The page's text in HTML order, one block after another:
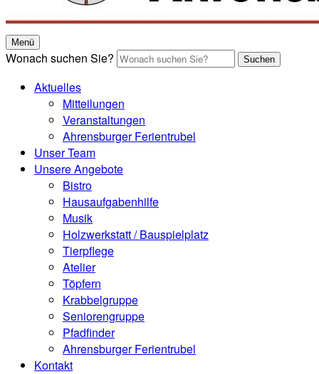
Menü
Wonach suchen Sie? Suchen
Aktuelles
Mitteilungen
Veranstaltungen
Ahrensburger Ferientrubel
Unser Team
Unsere Angebote
Bistro
Hausaufgabenhilfe
Musik
Holzwerkstatt / Bauspielplatz
Tierpflege
Atelier
Töpfern
Krabbelgruppe
Seniorengruppe
Pfadfinder
Ahrensburger Ferientrubel
Kontakt